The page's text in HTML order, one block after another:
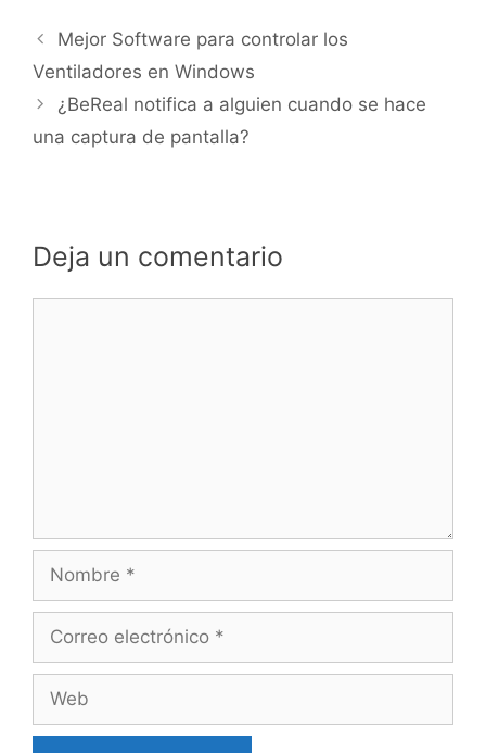
Mejor Software para controlar los
Ventiladores en Windows
¿BeReal notifica a alguien cuando se hace
una captura de pantalla?
Deja un comentario
electrónico